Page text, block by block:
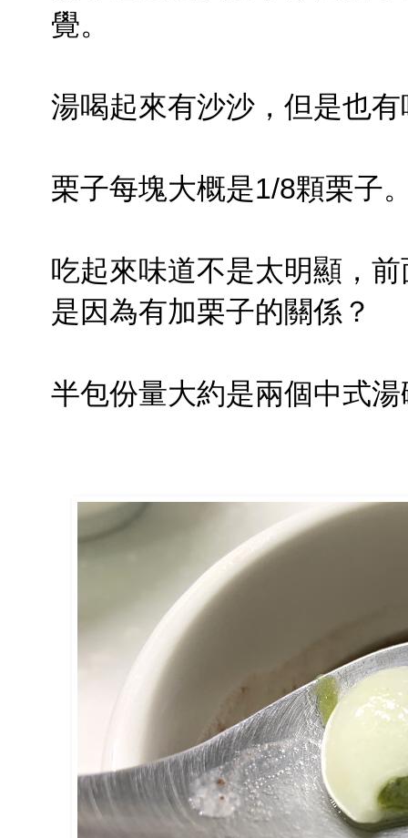
覺。
湯喝起來有沙沙，但是也
栗子每塊大概是1/8顆栗子
吃起來味道不是太明顯，
是因為有加栗子的關係？
半包份量大約是兩個中式